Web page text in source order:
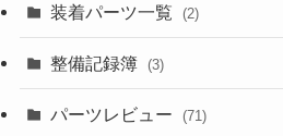
装着パーツ一覧 (2)
整備記録簿 (3)
パーツレビュー (71)